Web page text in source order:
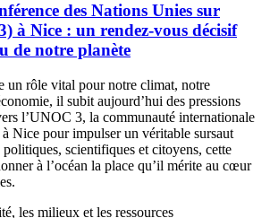
des Nations Unies sur
à Nice : un rendez-vous décisif
de notre planète
un rôle vital pour notre climat, notre
il subit aujourd’hui des pressions
l’UNOC 3, la communauté internationale
Nice pour impulser un véritable sursaut
scientifiques et citoyens, cette
à l’océan la place qu’il mérite au cœur
les milieux et les ressources